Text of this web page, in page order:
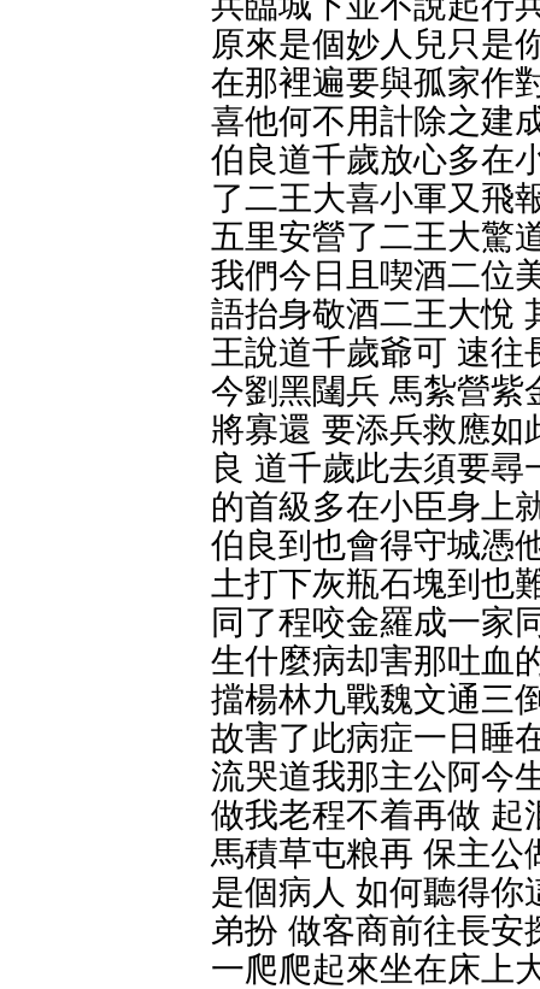
原來是個妙人兒只是
在那裡遍要與孤家作
喜他何不用計除之建
伯良道千歲放心多在
了二王大喜小軍又飛
五里安營了二王大驚
我們今日且喫酒二位
語抬身敬酒二王大悅
王說道千歲爺可 速往
今劉黑闥兵 馬紮營紫
將寡還 要添兵救應如
良 道千歲此去須要
的首級多在小臣身上
伯良到也會得守城憑
土打下灰瓶石塊到也
同了程咬金羅成一家
生什麼病却害那吐血
擋楊林九戰魏文通三
故害了此病症一日睡
流哭道我那主公阿今
做我老程不着再做 起
馬積草屯粮再 保主公
是個病人 如何聽得你
弟扮 做客商前往長
一爬爬起來坐在床上